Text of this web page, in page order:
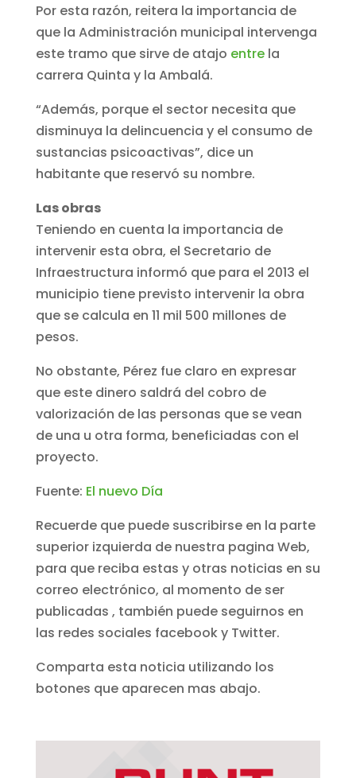
Por esta razón, reitera la importancia de
que la Administración municipal intervenga
este tramo que sirve de atajo entrela
carrera Quinta y la Ambalá.
“Además, porque el sector necesita que
disminuya la delincuencia y el consumo de
sustancias psicoactivas”, dice un
habitante que reservó su nombre.
Las obras
Teniendo en cuenta la importancia de
intervenir esta obra, el Secretario de
Infraestructura informó que para el 2013 el
municipio tiene previsto intervenir la obra
que se calcula en 11 mil 500 millones de
pesos.
No obstante, Pérez fue claro en expresar
que este dinero saldrá del cobro de
valorización de las personas que se vean
de una u otra forma, beneficiadas con el
proyecto.
Fuente: El nuevo Día
Recuerde que puede suscribirse en la parte
superior izquierda de nuestra pagina Web,
para que reciba estas y otras noticias en su
correo electrónico, al momento de ser
publicadas , también puede seguirnos en
las redes sociales facebook y Twitter.
Comparta esta noticia utilizando los
botones que aparecen mas abajo.